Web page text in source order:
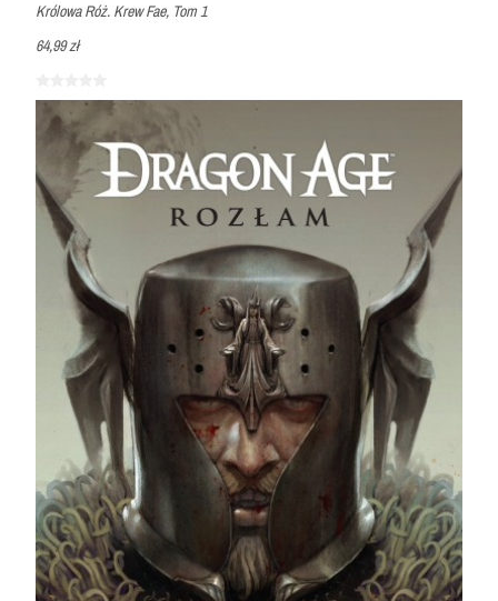
Królowa Róż. Krew Fae, Tom 1
64,99 zł